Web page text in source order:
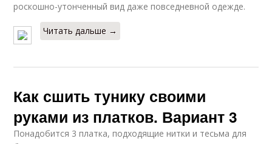
роскошно-утонченный вид даже повседневной одежде.
Читать дальше →
Как сшить тунику своими
руками из платков. Вариант 3
Понадобится 3 платка, подходящие нитки и тесьма для